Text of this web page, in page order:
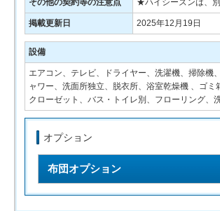
その他の契約等の注意点 ★ハイシーズンは、
掲載更新日 2025年12月19日
設備
エアコン、テレビ、ドライヤー、洗濯機、掃除機
ャワー、洗面所独立、脱衣所、浴室乾燥機 、ゴ
クローゼット、バス・トイレ別、フローリング、
オプション
布団オプション